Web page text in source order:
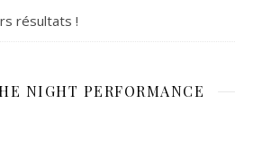
résultats !
NIGHT PERFORMANCE